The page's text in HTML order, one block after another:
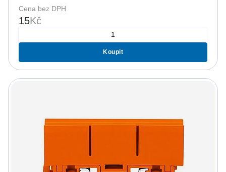
Cena bez DPH
15Kč
Koupit